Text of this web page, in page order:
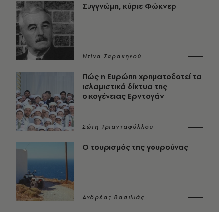
Συγγνώμη, κύριε Φώκνερ
Ντίνα Σαρακηνού
Πώς η Ευρώπη χρηματοδοτεί τα
ισλαμιστικά δίκτυα της
οικογένειας Ερντογάν
Σώτη Τριανταφύλλου
Ο τουρισμός της γουρούνας
Ανδρέας Βασιλιάς